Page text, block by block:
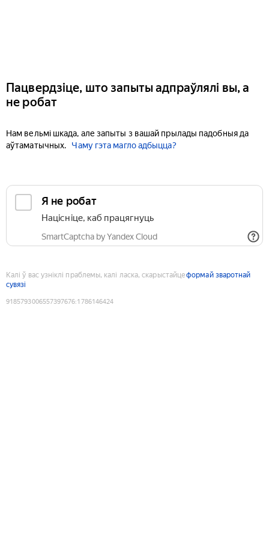
Пацвердзіце, што запыты адпраўлялі вы, а
не робат
Нам вельмі шкада, але запыты з вашай прылады падобныя да
аўтаматычных.
Чаму гэта магло адбыцца?
Я не робат
Націсніце, каб працягнуць
SmartCaptcha by Yandex Cloud
Калі ў вас узніклі праблемы, калі ласка, скарыстайцеформай зваротнай
сувязі
9185793006557397676:1786146424